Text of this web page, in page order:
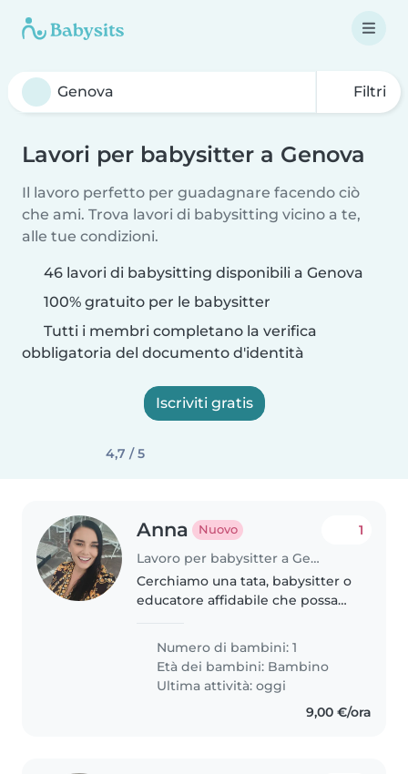
Filtri
Lavori per babysitter a Genova
Il lavoro perfetto per guadagnare facendo ciò
che ami. Trova lavori di babysitting vicino a te,
alle tue condizioni.
46 lavori di babysitting disponibili a Genova
100% gratuito per le babysitter
Tutti i membri completano la verifica
obbligatoria del documento d'identità
Iscriviti gratis
4,7 / 5
Anna Nuovo
Lavoro per babysitter a Genova
1
Cerchiamo una tata, babysitter o
educatore affidabile che possa
nostro bimbo di 3 anni. Dovrà
essere a suo agio anche con
faccende leggere e
preferibilmente..
Numero di bambini: 1
Età dei bambini: Bambino
Ultima attività: oggi
9,00 €/ora